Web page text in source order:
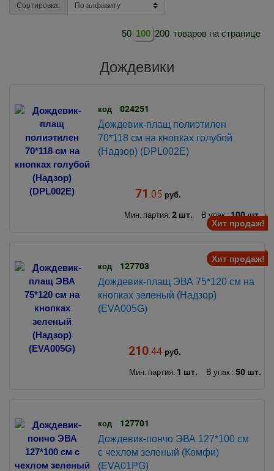
Сортировка:
50 100 200 товаров на странице
Дождевики
Хит продаж!
код 024251
Дождевик-плащ полиэтилен
70*118 см на кнопках голубой
(Надзор) (DPL002E)
71.05руб.
Мин. партия: 2 шт. В упак.:100 шт.
Хит продаж!
код 127703
Дождевик-плащ ЭВА 75*120 см на
кнопках зеленый (Надзор)
(EVA005G)
210.44руб.
Мин. партия: 1 шт. В упак.: 50 шт.
код 127701
Дождевик-пончо ЭВА 127*100 см
с чехлом зеленый (Комфи)
(EVA01PG)